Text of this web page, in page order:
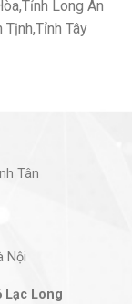
Long An
Tịnh,Tỉnh Tây
Tân
Nội
Lạc Long